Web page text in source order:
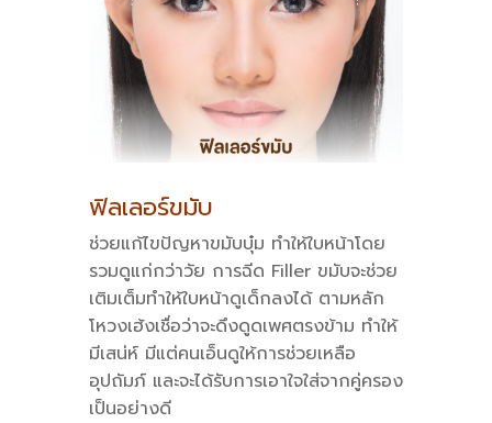
ฟิลเลอร์ขมับ
ช่วยแก้ไขปัญหาขมับบุ๋ม ทำให้ใบหน้าโดย
รวมดูแก่กว่าวัย การฉีด Filler ขมับจะช่วย
เติมเต็มทำให้ใบหน้าดูเด็กลงได้ ตามหลัก
โหวงเฮ้งเชื่อว่าจะดึงดูดเพศตรงข้าม ทำให้
มีเสน่ห์ มีแต่คนเอ็นดูให้การช่วยเหลือ
อุปถัมภ์ และจะได้รับการเอาใจใส่จากคู่ครอง
เป็นอย่างดี